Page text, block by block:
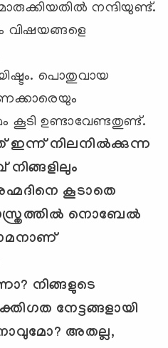
നന്ദിയുണ്ട്.
വിഷയങ്ങളെ
പൊതുവായ
കൂടി ഉണ്ടാവേണ്ടതുണ്ട്.
നിലനില്‍ക്കുന്ന
കൂടാതെ
നൊബേല്‍
നിങ്ങളുടെ
നേട്ടങ്ങളായി
അതല്ല,